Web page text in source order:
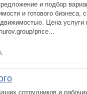
и подбор
и готового бизнеса,
Цена услуги
price...
сотрудников и